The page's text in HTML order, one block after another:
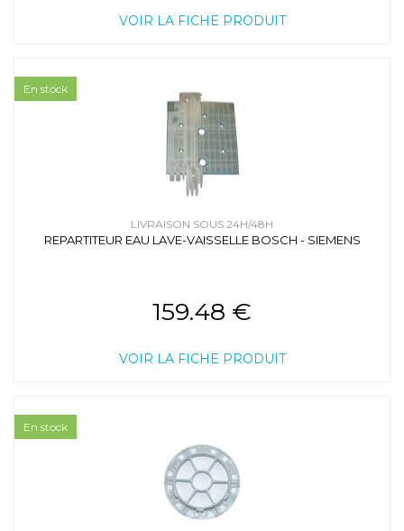
VOIR LA FICHE PRODUIT
LIVRAISON SOUS 24H/48H
REPARTITEUR EAU LAVE-VAISSELLE BOSCH - SIEMENS
159.48 €
VOIR LA FICHE PRODUIT
En stock
En stock